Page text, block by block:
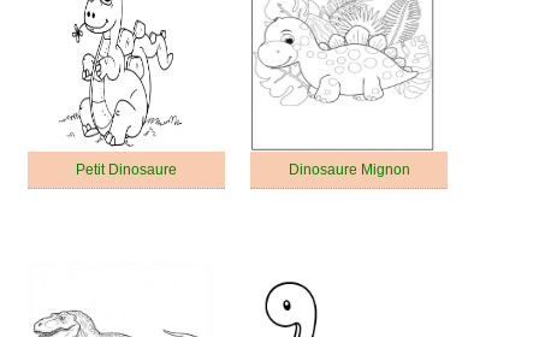
Petit Dinosaure Dinosaure Mignon